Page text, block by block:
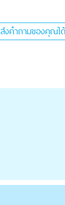
ส่งคำถามของคุณไ